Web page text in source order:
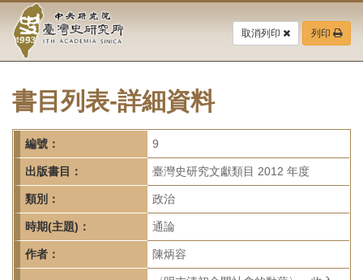
要
中
央
研
究
院-
臺
灣
史
研
取消列印 列印
書目列表-詳細資料
編號： 9
出版書目： 臺灣史研究文獻類目 2012 年度
類別： 政治
時期(主題)： 通論
作者： 陳炳容